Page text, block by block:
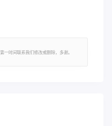
时间联系我们修改或删除，多谢。